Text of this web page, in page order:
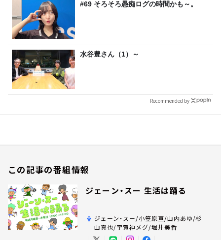
#69 そろそろ愚痴ログの時間かも～。
水谷豊さん（1）～
Recommended by
この記事の番組情報
ジェーン・スー 生活は踊る
ジェーン・スー/小笠原亘/山内あゆ/杉
山真也/宇賀神メグ/堀井美香